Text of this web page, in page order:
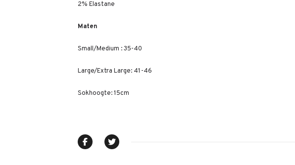
2% Elastane
Maten
Small/Medium : 35-40
Large/Extra Large: 41-46
Sokhoogte: 15cm